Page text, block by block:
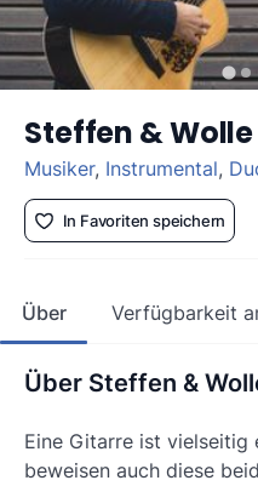
Steffen & Wolle
Musiker, Instrumental,
In Favoriten speichern
Über Verfügbarkeit
Über Steffen &
Eine Gitarre ist vielseitig
beweisen auch diese